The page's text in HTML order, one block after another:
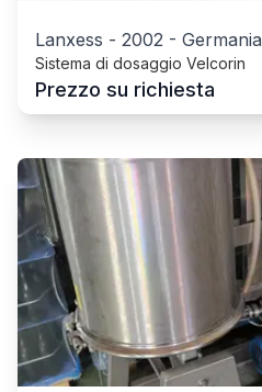
Lanxess - 2002 - Germania
Sistema di dosaggio Velcorin
Prezzo su richiesta